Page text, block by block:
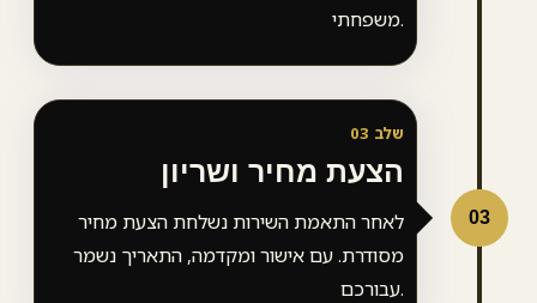
הצעת מחיר ושריון
לאחר התאמת השירות נשלחת הצעת מחיר
מסודרת. עם אישור ומקדמה, התאריך נשמר